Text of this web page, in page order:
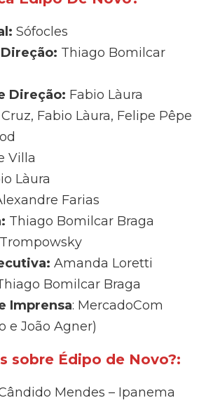
Sófocles
Thiago Bomilcar
Direção: Fabio Làura
Fabio Làura, Felipe Pêpe
Villa
Làura
Farias
Thiago Bomilcar Braga
Amanda Loretti
Bomilcar Braga
Imprensa: MercadoCom
e João Agner)
sobre Édipo de Novo?:
Mendes – Ipanema